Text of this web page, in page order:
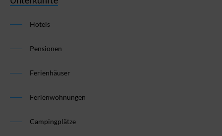
Hotels
Pensionen
Ferienhäuser
Ferienwohnungen
Campingplätze